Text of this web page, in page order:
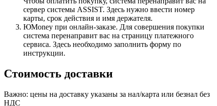
сервер системы ASSIST. Здесь нужно ввести номер
карты, срок действия и имя держателя.
ЮMoney при онлайн-заказе. Для совершения покупки
система перенаправит вас на страницу платежного
сервиса. Здесь необходимо заполнить форму по
инструкции.
Стоимость доставки
Важно: цены на доставку указаны за нал/карта или безнал без
НДС